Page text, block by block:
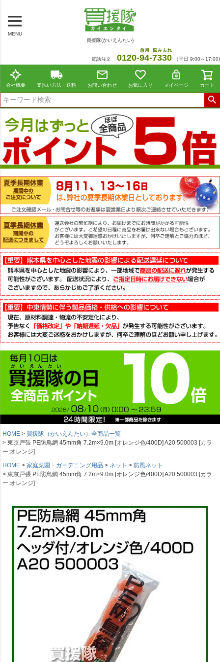
MENU
買援隊(かいえんたい)
電話注文 0120-94
急用
-7330
悩み去れ
（平日 9:00～17:00)
会社概要 支払い方法・送料 お問い合わせ お気に入り マイページ カート
HOME
買援隊（かいえんたい）全商品一覧
東京戸張 PE防鳥網 45mm角 7.2m×9.0m [オレンジ色/400D] A20 500003 [カラ
ー:オレンジ]
HOME
家庭菜園・ガーデニング用品 ネット
防風ネット
東京戸張 PE防鳥網 45mm角 7.2m×9.0m [オレンジ色/400D] A20 500003 [カラ
ー:オレンジ]